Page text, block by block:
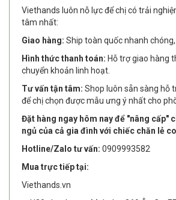
Viethands luôn nỗ lực để chị có trải
tâm nhất:
Giao hàng: Ship toàn quốc nhanh
Hình thức thanh toán: Hỗ trợ giao hàng
chuyển khoản linh hoạt.
Tư vấn tận tâm: Shop luôn sẵn sàng hỗ
để chị chọn được mẫu ưng ý nhất cho
Đặt hàng ngay hôm nay để "nâng cấp"
ngủ của cả gia đình với chiếc chăn lẻ
Hotline/Zalo tư vấn: 0909993582
Mua trực tiếp tại:
Viethands.vn